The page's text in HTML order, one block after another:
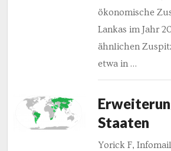
ökonomische
Lankas im Jahr
ähnlichen
etwa in …
Staaten
Yorick F,